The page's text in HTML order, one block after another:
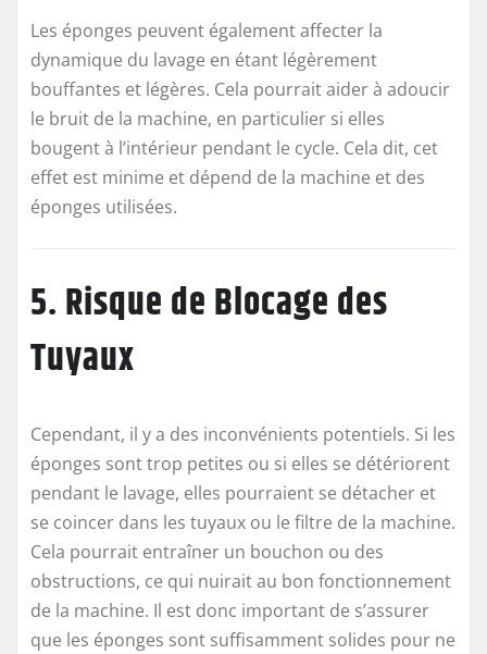
Les éponges peuvent également affecter la
dynamique du lavage en étant légèrement
bouffantes et légères. Cela pourrait aider à adoucir
le bruit de la machine, en particulier si elles
bougent à l’intérieur pendant le cycle. Cela dit, cet
effet est minime et dépend de la machine et des
éponges utilisées.
5. Risque de Blocage des
Tuyaux
Cependant, il y a des inconvénients potentiels. Si les
éponges sont trop petites ou si elles se détériorent
pendant le lavage, elles pourraient se détacher et
se coincer dans les tuyaux ou le filtre de la machine.
Cela pourrait entraîner un bouchon ou des
obstructions, ce qui nuirait au bon fonctionnement
de la machine. Il est donc important de s’assurer
que les éponges sont suffisamment solides pour ne